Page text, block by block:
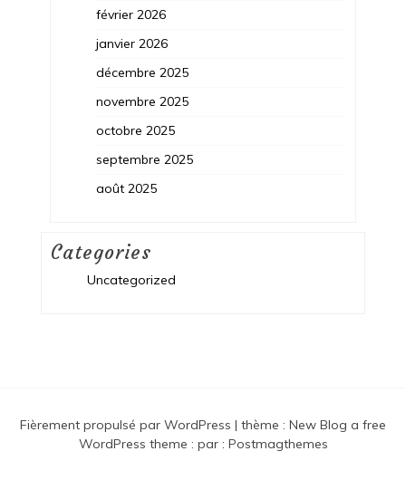
février 2026
janvier 2026
décembre 2025
novembre 2025
octobre 2025
septembre 2025
août 2025
Categories
Uncategorized
Fièrement propulsé par WordPress | thème : New Blog a free
WordPress theme : par : Postmagthemes